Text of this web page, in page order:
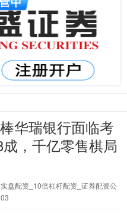
华瑞银行面临考
，千亿零售棋局
盘配资_10倍杠杆配资_证券配资公